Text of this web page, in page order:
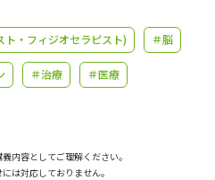
学問分野解説
サポート
ト・フィジオセラピスト) ＃脳
＃治療 ＃医療
内容としてご理解ください。
は対応しておりません。